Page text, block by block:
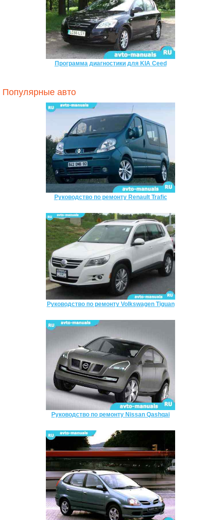
Программа диагностики для KIA Ceed
Популярные авто
Руководство по ремонту Renault Trafic
Руководство по ремонту Volkswagen Tiguan
Руководство по ремонту Nissan Qashqai